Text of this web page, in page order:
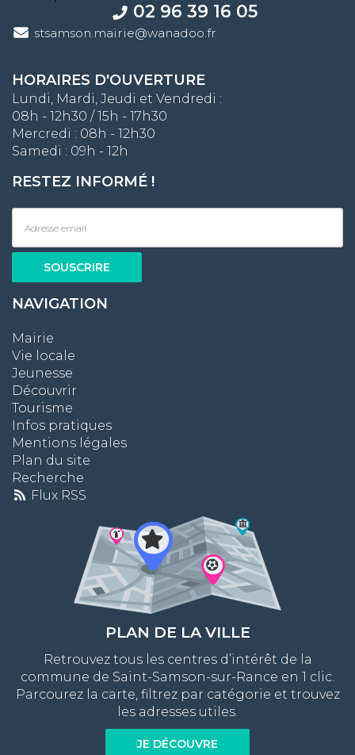
02 96 39 16 05
stsamson.mairie@wanadoo.fr
HORAIRES D'OUVERTURE
Lundi, Mardi, Jeudi et Vendredi :
08h - 12h30 / 15h - 17h30
Mercredi : 08h - 12h30
Samedi : 09h - 12h
RESTEZ INFORMÉ !
NAVIGATION
Mairie
Vie locale
Jeunesse
Découvrir
Tourisme
Infos pratiques
Mentions légales
Plan du site
Recherche
Flux RSS
PLAN DE LA VILLE
Retrouvez tous les centres d’intérêt de la
commune de Saint-Samson-sur-Rance en 1 clic.
Parcourez la carte, filtrez par catégorie et trouvez
les adresses utiles.
JE DÉCOUVRE